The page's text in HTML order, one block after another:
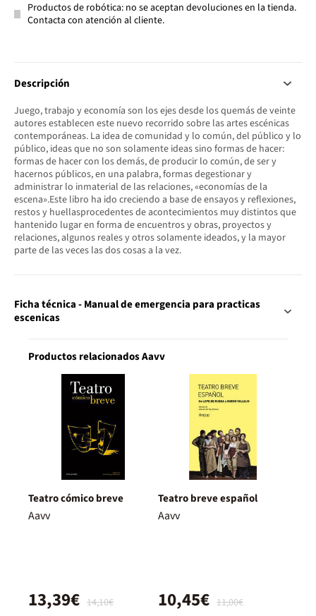
Productos de robótica: no se aceptan devoluciones en la tienda.
Contacta con atención al cliente.
Descripción
Juego, trabajo y economía son los ejes desde los quemás de veinte
autores establecen este nuevo recorrido sobre las artes escénicas
contemporáneas. La idea de comunidad y lo común, del público y lo
público, ideas que no son solamente ideas sino formas de hacer:
formas de hacer con los demás, de producir lo común, de ser y
hacernos públicos, en una palabra, formas degestionar y
administrar lo inmaterial de las relaciones, «economías de la
escena».Este libro ha ido creciendo a base de ensayos y reflexiones,
restos y huellasprocedentes de acontecimientos muy distintos que
hantenido lugar en forma de encuentros y obras, proyectos y
relaciones, algunos reales y otros solamente ideados, y la mayor
parte de las veces las dos cosas a la vez.
Ficha técnica - Manual de emergencia para practicas
escenicas
Productos relacionados Aavv
Teatro cómico breve
Aavv
14,10€
13,39€
Teatro breve español
Aavv
11,00€
10,45€